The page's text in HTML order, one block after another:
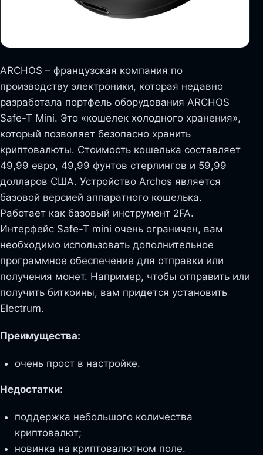
ARCHOS – французская компания по
производству электроники, которая недавно
разработала портфель оборудования ARCHOS
Safe-T Mini. Это «кошелек холодного хранения»,
который позволяет безопасно хранить
криптовалюты. Стоимость кошелька составляет
49,99 евро, 49,99 фунтов стерлингов и 59,99
долларов США. Устройство Archos является
базовой версией аппаратного кошелька.
Работает как базовый инструмент 2FA.
Интерфейс Safe-T mini очень ограничен, вам
необходимо использовать дополнительное
программное обеспечение для отправки или
получения монет. Например, чтобы отправить или
получить биткоины, вам придется установить
Electrum.
Преимущества:
очень прост в настройке.
Недостатки:
поддержка небольшого количества
криптовалют;
новинка на криптовалютном поле.